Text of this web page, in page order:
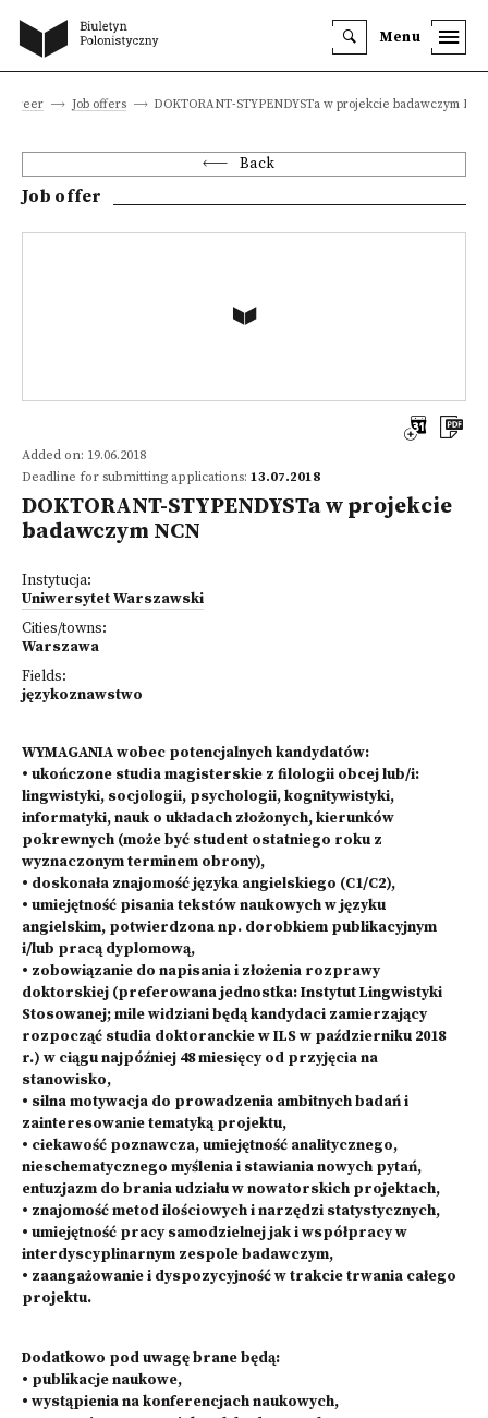
Menu
career Job offers DOKTORANT-STYPENDYSTa w projekcie badawczym
Back
Job offer
Added on: 19.06.2018
Deadline for submitting applications: 13.07.2018
DOKTORANT-STYPENDYSTa w projekcie
badawczym NCN
Instytucja:
Uniwersytet Warszawski
Cities/towns:
Warszawa
Fields:
językoznawstwo
WYMAGANIA wobec potencjalnych kandydatów:
• ukończone studia magisterskie z filologii obcej lub/i:
lingwistyki, socjologii, psychologii, kognitywistyki,
informatyki, nauk o układach złożonych, kierunków
pokrewnych (może być student ostatniego roku z
wyznaczonym terminem obrony),
• doskonała znajomość języka angielskiego (C1/C2),
• umiejętność pisania tekstów naukowych w języku
angielskim, potwierdzona np. dorobkiem publikacyjnym
i/lub pracą dyplomową,
• zobowiązanie do napisania i złożenia rozprawy
doktorskiej (preferowana jednostka: Instytut Lingwistyki
Stosowanej; mile widziani będą kandydaci zamierzający
rozpocząć studia doktoranckie w ILS w październiku 2018
r.) w ciągu najpóźniej 48 miesięcy od przyjęcia na
stanowisko,
• silna motywacja do prowadzenia ambitnych badań i
zainteresowanie tematyką projektu,
• ciekawość poznawcza, umiejętność analitycznego,
nieschematycznego myślenia i stawiania nowych pytań,
entuzjazm do brania udziału w nowatorskich projektach,
• znajomość metod ilościowych i narzędzi statystycznych,
• umiejętność pracy samodzielnej jak i współpracy w
interdyscyplinarnym zespole badawczym,
• zaangażowanie i dyspozycyjność w trakcie trwania całego
projektu.
Dodatkowo pod uwagę brane będą:
• publikacje naukowe,
• wystąpienia na konferencjach naukowych,